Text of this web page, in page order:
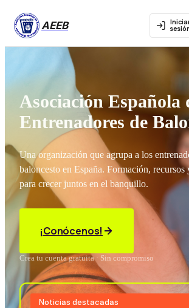
AEEB
Asociación Española
Entrenadores de
Una organización que agrupa a los
baloncesto en España. Formación, recursos
para crecer juntos en el banquillo.
¡Conócenos!
Crea tu cuenta gratuita · Sin compromiso
Noticias destacadas